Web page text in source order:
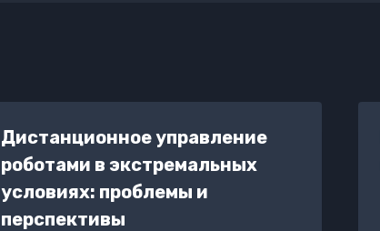
Дистанционное управление
роботами в экстремальных
условиях: проблемы и
перспективы